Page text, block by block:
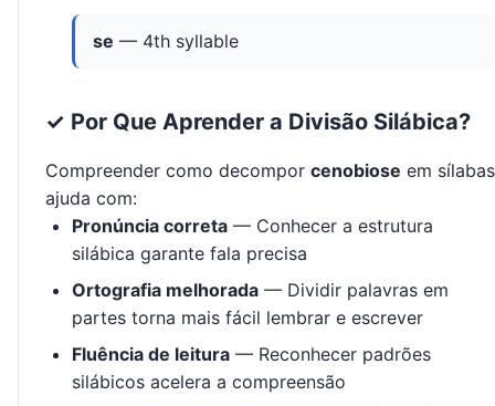
se — 4th syllable
✓ Por Que Aprender a Divisão Silábica?
Compreender como decompor cenobiose em sílabas
ajuda com:
Pronúncia correta — Conhecer a estrutura
silábica garante fala precisa
Ortografia melhorada — Dividir palavras em
partes torna mais fácil lembrar e escrever
Fluência de leitura — Reconhecer padrões
silábicos acelera a compreensão